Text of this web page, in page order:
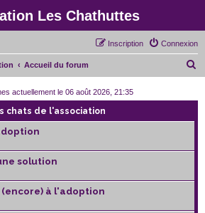
Les Chathuttes
Connexion
Inscription
Accueil du forum
actuellement le 06 août 2026, 21:35
chats de l'association
solution
(encore) à l'adoption